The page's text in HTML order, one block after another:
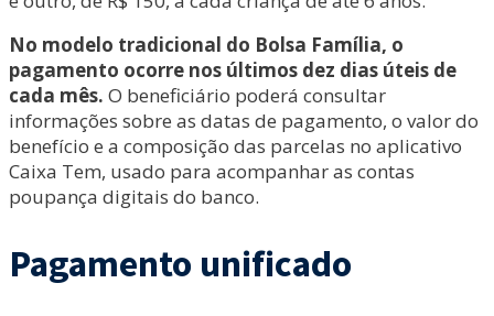
No modelo tradicional do Bolsa Família, o
pagamento ocorre nos últimos dez dias úteis de
cada mês. O beneficiário poderá consultar
informações sobre as datas de pagamento, o valor do
benefício e a composição das parcelas no aplicativo
Caixa Tem, usado para acompanhar as contas
poupança digitais do banco.
Pagamento unificado